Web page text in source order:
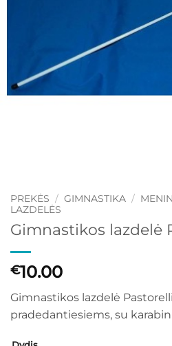
PREKĖS / GIMNASTIKA /
LAZDELĖS
Gimnastikos lazdelė
€10.00
Gimnastikos lazdelė
pradedantiesiems, su